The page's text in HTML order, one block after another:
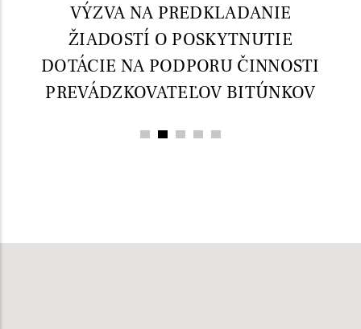
VÝZVA NA PREDKLADANIE
ŽIADOSTÍ O POSKYTNUTIE
DOTÁCIE NA PODPORU ČINNOSTI
PREVÁDZKOVATEĽOV BITÚNKOV